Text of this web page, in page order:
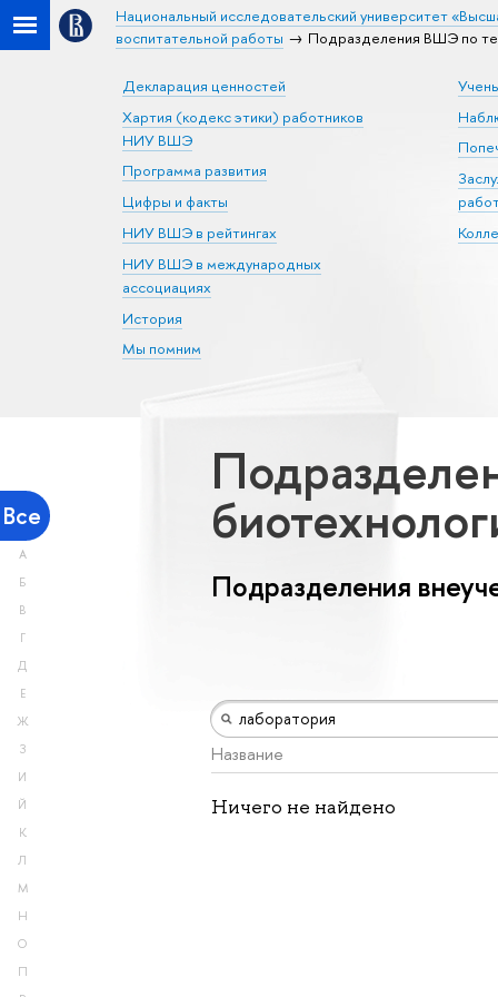
Национальный исследовательский университет
воспитательной работы
Подразделения ВШЭ по
Декларация ценностей
Хартия (кодекс этики) работников
НИУ ВШЭ
Программа развития
Цифры и факты
НИУ ВШЭ в рейтингах
НИУ ВШЭ в международных
ассоциациях
История
Мы помним
Все
А
Б
В
Г
Д
Е
Ж
З
И
Й
К
Л
М
Н
О
П
Подразделения
Название
Ничего не найдено